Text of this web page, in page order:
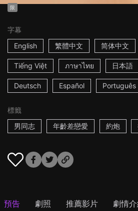
限
字幕
English
繁體中文 简体中文
Tiếng Việt ภาษาไทย 日本語
Deutsch Español Português
標籤
男同志
年齡差戀愛 約炮
預告 劇照 推薦影片 劇情